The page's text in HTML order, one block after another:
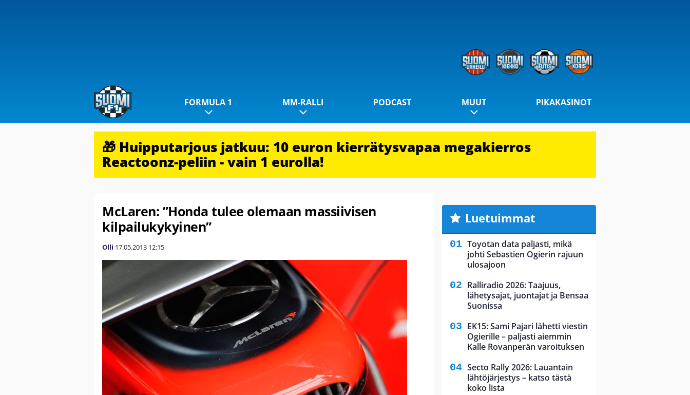
FORMULA 1 MM-RALLI PODCAST MUUT PIKAKASINOT
🎁 Huipputarjous jatkuu: 10 euron kierrätysvapaa megakierros
Reactoonz-peliin - vain 1 eurolla!
McLaren: ”Honda tulee olemaan massiivisen
kilpailukykyinen”
Olli 17.05.2013 12:15
Luetuimmat
Toyotan data paljasti, mikä
johti Sebastien Ogierin rajuun
ulosajoon
Ralliradio 2026: Taajuus,
lähetysajat, juontajat ja Bensaa
Suonissa
EK15: Sami Pajari lähetti viestin
Ogierille – paljasti aiemmin
Kalle Rovanperän varoituksen
Secto Rally 2026: Lauantain
lähtöjärjestys – katso tästä
koko lista